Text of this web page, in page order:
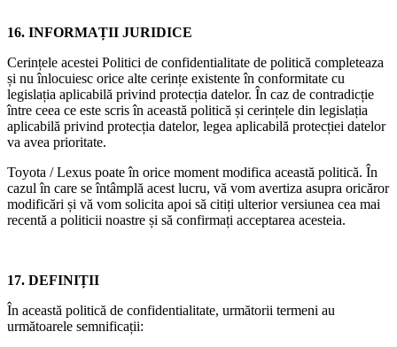
16. INFORMAȚII JURIDICE
Cerințele acestei Politici de confidentialitate de politică completeaza
și nu înlocuiesc orice alte cerințe existente în conformitate cu
legislația aplicabilă privind protecția datelor. În caz de contradicție
între ceea ce este scris în această politică și cerințele din legislația
aplicabilă privind protecția datelor, legea aplicabilă protecției datelor
va avea prioritate.
Toyota / Lexus poate în orice moment modifica această politică. În
cazul în care se întâmplă acest lucru, vă vom avertiza asupra oricăror
modificări și vă vom solicita apoi să citiți ulterior versiunea cea mai
recentă a politicii noastre și să confirmați acceptarea acesteia.
17. DEFINIȚII
În această politică de confidentialitate, următorii termeni au
următoarele semnificații: